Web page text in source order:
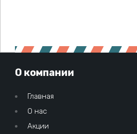
О компании
Главная
О нас
Акции